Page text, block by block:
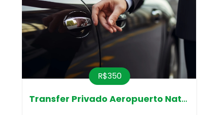
R$350
Transfer Privado Aeropuerto Natal-